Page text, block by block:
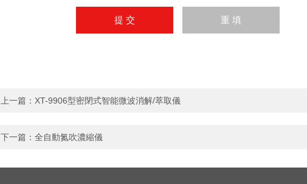
上一篇： XT-9906型密閉式智能微波消解/萃取儀
下一篇： 全自動氮吹濃縮儀